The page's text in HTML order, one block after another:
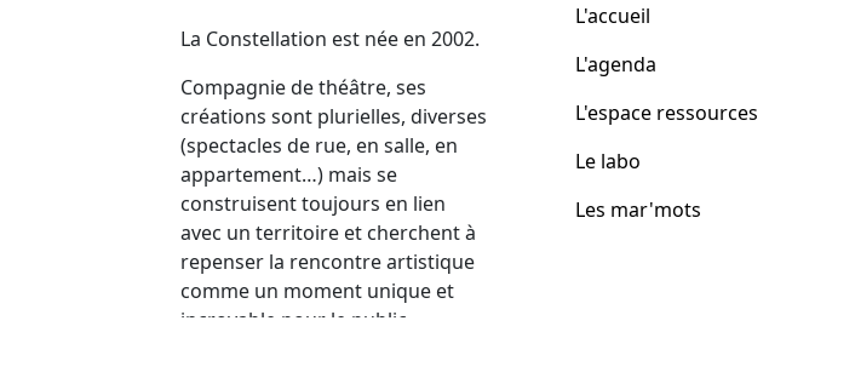
La Constellation est née en 2002.
Compagnie de théâtre, ses
créations sont plurielles, diverses
(spectacles de rue, en salle, en
appartement…) mais se
construisent toujours en lien
avec un territoire et cherchent à
repenser la rencontre artistique
comme un moment unique et
incroyable pour le public
L'accueil
L'agenda
L'espace ressources
Le labo
Les mar'mots